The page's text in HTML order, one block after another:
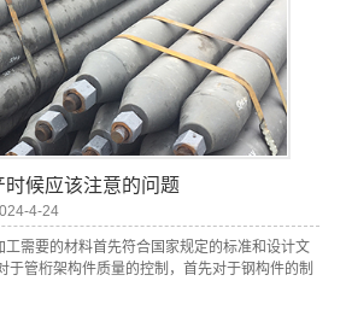
时候应该注意的问题
4-24
工需要的材料首先符合国家规定的标准和设计文
于管桁架构件质量的控制，首先对于钢构件的制